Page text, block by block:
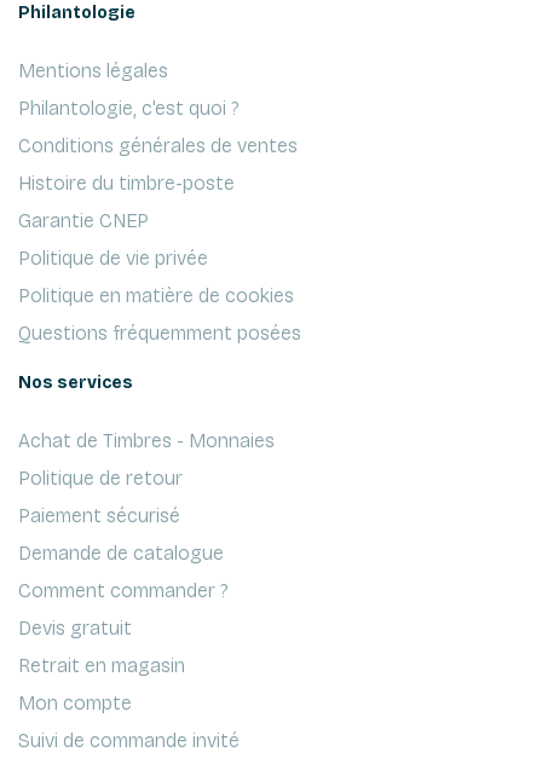
Philantologie
Mentions légales
Philantologie, c'est quoi ?
Conditions générales de ventes
Histoire du timbre-poste
Garantie CNEP
Politique de vie privée
Politique en matière de cookies
Questions fréquemment posées
Nos services
Achat de Timbres - Monnaies
Politique de retour
Paiement sécurisé
Demande de catalogue
Comment commander ?
Devis gratuit
Retrait en magasin
Mon compte
Suivi de commande invité